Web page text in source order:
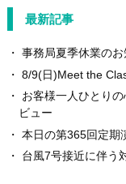
最新記事
事務局夏季休業の
8/9(日)Meet the
お客様一人ひとり
ビュー
本日の第365回定期
台風7号接近に伴う